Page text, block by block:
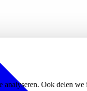
analyseren. Ook delen